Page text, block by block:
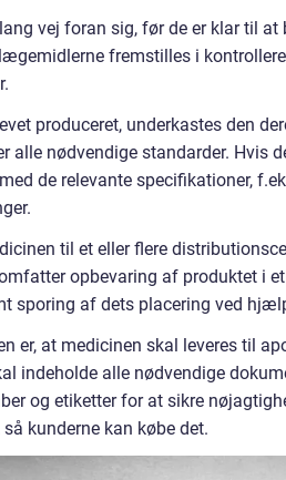
vej foran sig, før de er klar til at
fremstilles i
produceret, underkastes den
alle nødvendige standarder. Hvis
de relevante specifikationer,
til et eller flere
opbevaring af produktet i
sporing af dets placering ved
er, at medicinen skal leveres til
indeholde alle nødvendige
og etiketter for at sikre
kunderne kan købe det.